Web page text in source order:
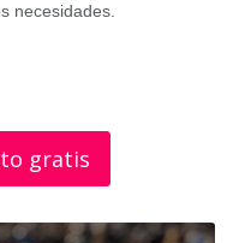
necesidades.
gratis